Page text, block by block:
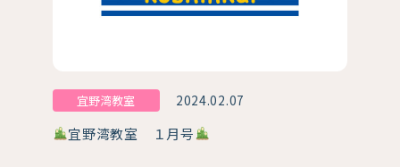
宜野湾教室 2024.02.07
宜野湾教室 １月号